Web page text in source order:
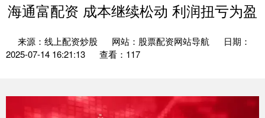
海通富配资 成本继续松动 利润扭亏为盈
来源：线上配资炒股 网站：股票配资网站导航
日期：
2025-07-14 16:21:13
查看：117